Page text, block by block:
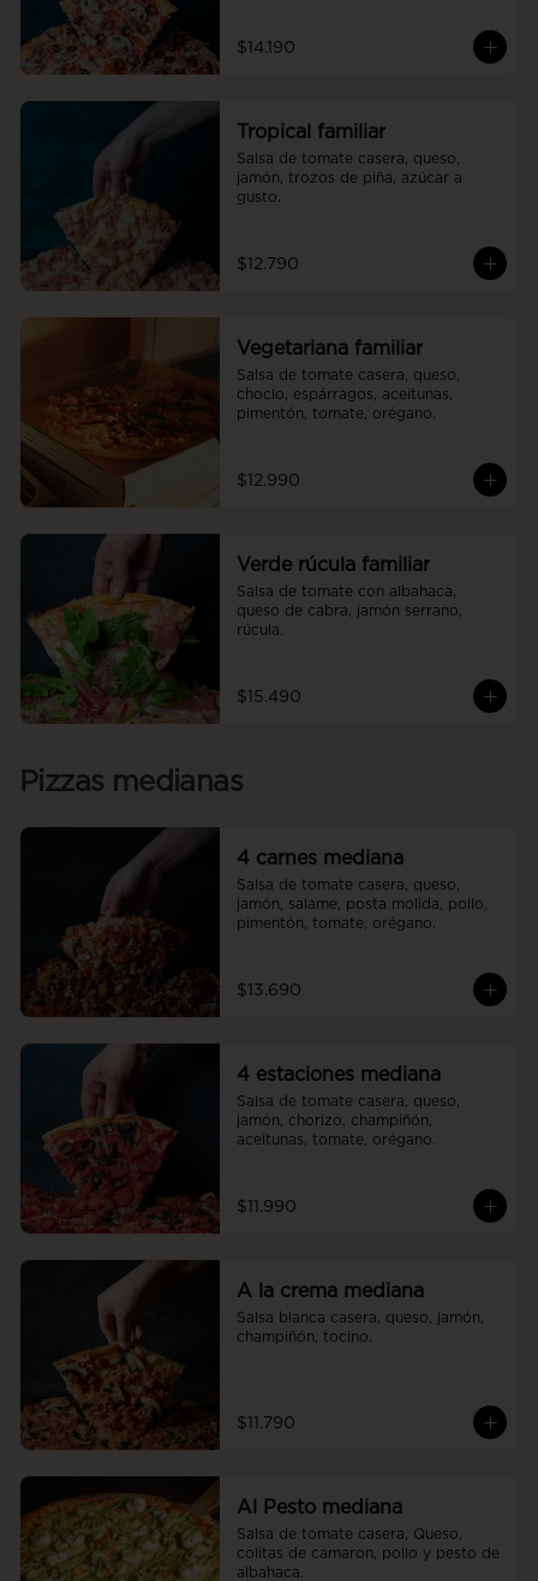
$14.190
Tropical familiar
Salsa de tomate casera, queso,
jamón, trozos de piña, azúcar a
gusto.
$12.790
Vegetariana familiar
Salsa de tomate casera, queso,
choclo, espárragos, aceitunas,
pimentón, tomate, orégano.
$12.990
Verde rúcula familiar
Salsa de tomate con albahaca,
queso de cabra, jamón serrano,
rúcula.
$15.490
Pizzas medianas
4 carnes mediana
Salsa de tomate casera, queso,
jamón, salame, posta molida, pollo,
pimentón, tomate, orégano.
$13.690
4 estaciones mediana
Salsa de tomate casera, queso,
jamón, chorizo, champiñón,
aceitunas, tomate, orégano.
$11.990
A la crema mediana
Salsa blanca casera, queso, jamón,
champiñón, tocino.
$11.790
Al Pesto mediana
Salsa de tomate casera, Queso,
colitas de camaron, pollo y pesto de
albahaca.